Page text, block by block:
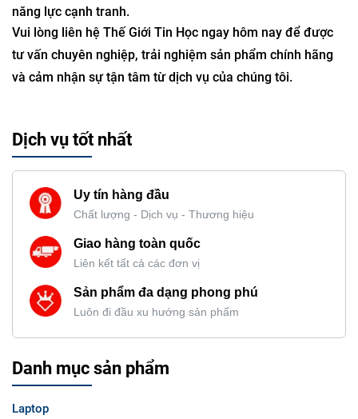
năng lực cạnh tranh.
Vui lòng liên hệ Thế Giới Tin Học ngay hôm nay để được
tư vấn chuyên nghiệp, trải nghiệm sản phẩm chính hãng
và cảm nhận sự tận tâm từ dịch vụ của chúng tôi.
Dịch vụ tốt nhất
Uy tín hàng đầu
Chất lượng - Dịch vụ - Thương hiệu
Giao hàng toàn quốc
Liên kết tất cả các đơn vị
Sản phẩm đa dạng phong phú
Luôn đi đầu xu hướng sản phẩm
Danh mục sản phẩm
Laptop